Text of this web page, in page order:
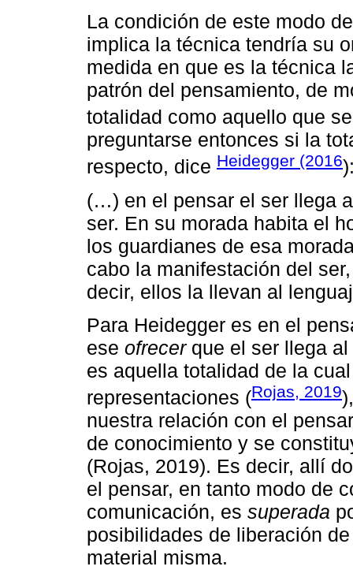
La condición de este modo
implica la técnica tendría su
medida en que es la técnica
patrón del pensamiento, de
totalidad como aquello que
preguntarse entonces si la
respecto, dice Heidegger (2016
(…) en el pensar el ser llega
ser. En su morada habita el
los guardianes de esa
cabo la manifestación del
decir, ellos la llevan al
Para Heidegger es en el
ese ofrecerque el ser llega
es aquella totalidad de la
representaciones (Rojas, 2019
nuestra relación con el
de conocimiento y se
(Rojas, 2019). Es decir, allí
el pensar, en tanto modo de
comunicación, es superada
posibilidades de liberación
material misma.